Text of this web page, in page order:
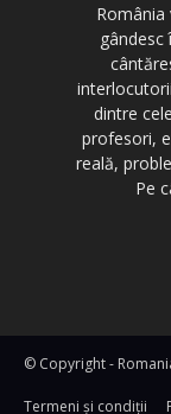
gândesc
dintre
profesori,
reală,
Pe
© Copyright -
Termeni și condiţii